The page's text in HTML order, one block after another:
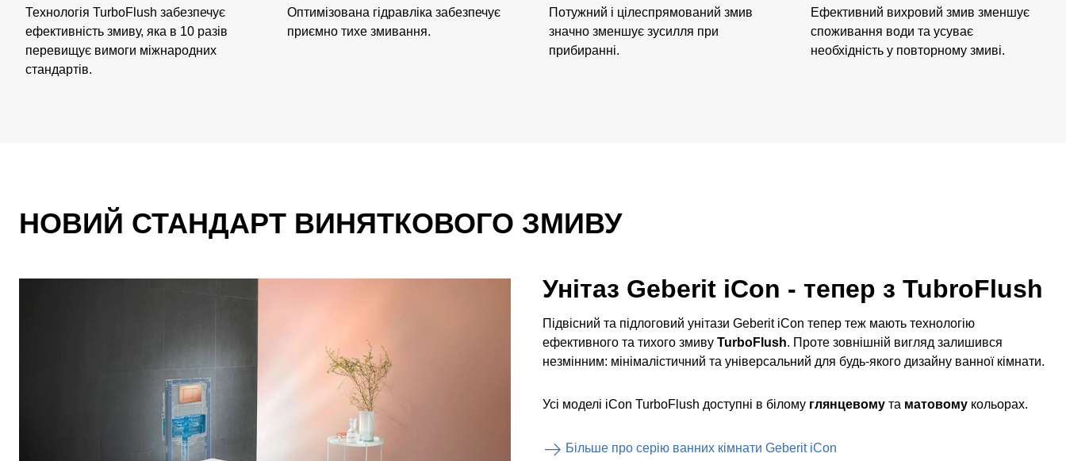
Технологія TurboFlush забезпечує
ефективність змиву, яка в 10 разів
перевищує вимоги міжнародних
стандартів.
Оптимізована гідравліка забезпечує
приємно тихе змивання.
Потужний і цілеспрямований змив
значно зменшує зусилля при
прибиранні.
Ефективний вихровий змив зменшує
споживання води та усуває
необхідність у повторному змиві.
НОВИЙ СТАНДАРТ ВИНЯТКОВОГО ЗМИВУ
Унітаз Geberit iCon - тепер з TubroFlush
Підвісний та підлоговий унітази Geberit iCon тепер теж мають технологію
ефективного та тихого змиву TurboFlush. Проте зовнішній вигляд залишився
незмінним: мінімалістичний та універсальний для будь-якого дизайну ванної кімнати.
Усі моделі iCon TurboFlush доступні в білому глянцевому та матовому кольорах.
Більше про серію ванних кімнати Geberit iCon